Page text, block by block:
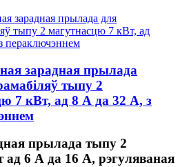
зарадная прылада
тыпу 2
7 кВт, ад 8 А да 32 А, з
прылада тыпу 2
ад 6 А да 16 А, рэгуляваная